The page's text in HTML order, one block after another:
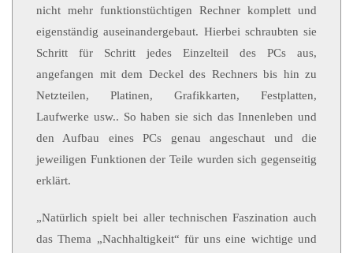
nicht mehr funktionstüchtigen Rechner komplett und
eigenständig auseinandergebaut. Hierbei schraubten sie
Schritt für Schritt jedes Einzelteil des PCs aus,
angefangen mit dem Deckel des Rechners bis hin zu
Netzteilen, Platinen, Grafikkarten, Festplatten,
Laufwerke usw.. So haben sie sich das Innenleben und
den Aufbau eines PCs genau angeschaut und die
jeweiligen Funktionen der Teile wurden sich gegenseitig
erklärt.
„Natürlich spielt bei aller technischen Faszination auch
das Thema „Nachhaltigkeit“ für uns eine wichtige und